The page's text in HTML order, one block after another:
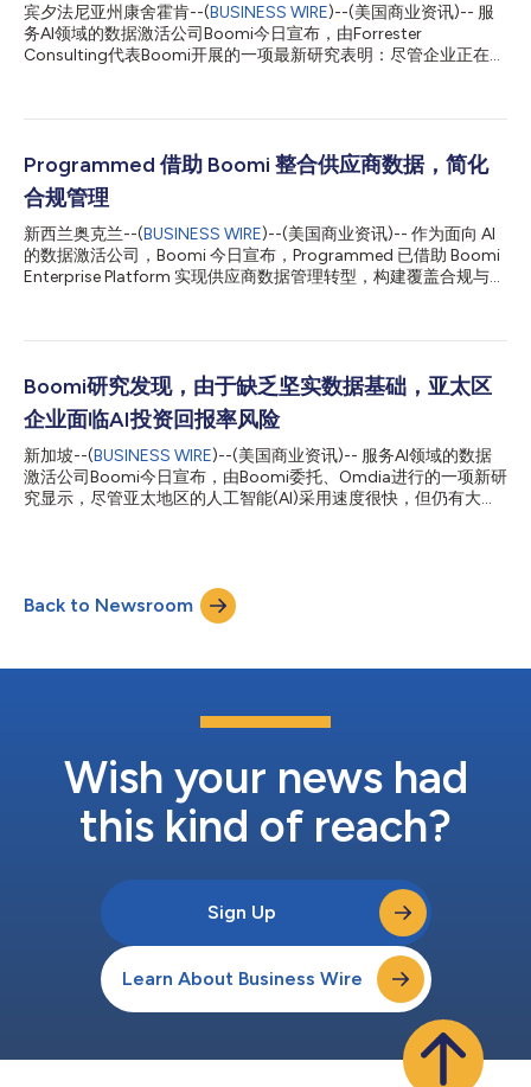
宾夕法尼亚州康舍霍肯--(BUSINESS WIRE)--(美国商业资讯)-- 服
务AI领域的数据激活公司Boomi今日宣布，由Forrester
Consulting代表Boomi开展的一项最新研究表明：尽管企业正在迅
者的调查显示，86%的组织已经跨越了AI智能体的试点阶段，但仅
体混乱”状态（即在治理、集成、API/MCP管理等类别的运营准备度
方面排名后四分之一）的组织中，有77%仍在盲目推进生产部署，
这使他们平均面临高达210万美元的额外成本风险，这些成本来自
合规罚款、客户流失、运营中断以及返工。相比之下，具备“智能
体可控”能力（即准备度排名前四分之一）的组织则审慎且自信得
多：55%的组织表示对其智能体的行动和决策具有高度信心，而
在“智能体混乱”组织中，这一比例仅为22%。 Boomi董事长兼首席
Programmed 借助 Boomi 整合供应商数据，简化
合规管理
新西兰奥克兰--(BUSINESS WIRE)--(美国商业资讯)-- 作为面向 AI
的数据激活公司，Boomi 今日宣布，Programmed 已借助 Boomi
Enterprise Platform 实现供应商数据管理转型，构建覆盖合规与运
务覆盖澳大拉西亚地区的运营、人才派遣及维护服务提供商，为采
供设施管理、物业维护、培训及劳动力解决方案。对于如此规模的
企业而言，供应商信息已成为支撑业务运营的重要基础设施。然
而，由于相关信息分散于不同业务单元及应用系统，细微的数据问
题也可能迅速累积，进而演变为业务风险。因此，Programmed
希望进一步提升其建筑与设施管理业务中逾 18,000 家活跃供应商
的管理一致性，实现更加统一、规范的供应商管理。 此前，由于
缺乏统一的数据源，Programmed 在供应商遴选过程中面临不必
Boomi研究发现，由于缺乏坚实数据基础，亚太区
企业面临AI投资回报率风险
新加坡--(BUSINESS WIRE)--(美国商业资讯)-- 服务AI领域的数据
激活公司Boomi今日宣布，由Boomi委托、Omdia进行的一项新研
究显示，尽管亚太地区的人工智能(AI)采用速度很快，但仍有大量
开展AI计划。九成的受访者认为，AI赋能的自动化将在两到三年内
显著重塑其业务流程。 尽管普及势头强劲，但目前只有46%的企
业采用了以平台为主导的集成方法，这凸显了AI雄心与执行能力之
有效衡量AI计划的成功与否，这在评估投资回报率时是一个关键的
区企业正在快速推进AI，但研究表明，许多企业似乎仍将AI视为更
广泛技术支出的延伸，而不是一项战略性的业务转型计划。采用AI
础。如果没有统一的集成、治理和数据质量框架...
Back to Newsroom
Wish your news had
this kind of reach?
Sign Up
Learn About Business Wire